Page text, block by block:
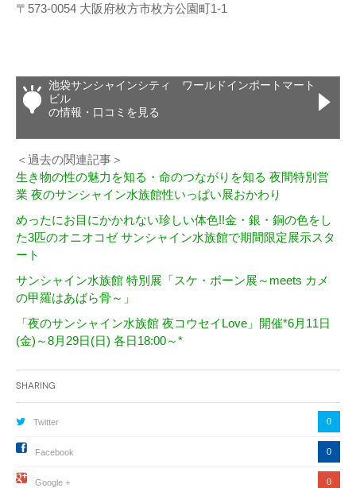
〒573-0054 大阪府枚方市枚方公園町1-1
池袋サンシャインシティ ワールドインポートマート
ビル
の情報・口コミを見る
＜過去の関連記事＞
生き物の性の魅力を知る・命のつながりを知る 夜間特別営
業 夜のサンシャイン水族館性いっぱい展おかわり
めったにお目にかかれない珍しい体色!!金・銀・銅の色をし
た3匹のオニオコゼ サンシャイン水族館で期間限定展示スタ
ート
サンシャイン水族館 特別展「スケ・ボーン展～meets カメ
の甲羅はあばら骨～」
「夜のサンシャイン水族館 夜コウセイLove」開催*6月11日
(金)～8月29日(日) 各日18:00～*
Sharing
Twitter 0
Facebook 0
Google + 0